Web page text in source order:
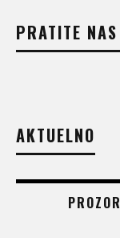
PRATITE
AKTUELNO